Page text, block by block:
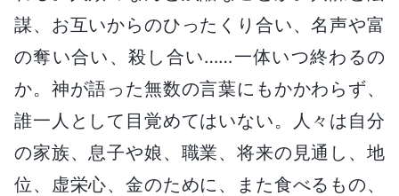
謀、お互いからのひったくり合い、名声や富
の奪い合い、殺し合い……一体いつ終わるの
か。神が語った無数の言葉にもかかわらず、
誰一人として目覚めてはいない。人々は自分
の家族、息子や娘、職業、将来の見通し、地
位、虚栄心、金のために、また食べるもの、